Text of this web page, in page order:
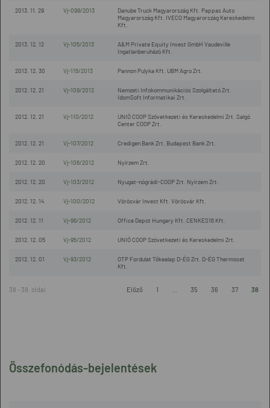
Összefonódás-bejelentések
2013. 11. 29 Vj-099/2013
Danube Truck Magyarország Kft. Pappas Auto
Magyarország Kft. IVECO Magyarország Kereskedelmi
Kft.
2013. 12. 12 Vj-105/2013
A&M Private Equity Invest GmbH Vaudeville
Ingatlanberuházó Kft.
2013. 12. 30 Vj-115/2013 Pannon Pulyka Kft. UBM Agro Zrt.
2012. 12. 21 Vj-109/2012
Nemzeti Infokommunikációs Szolgáltató Zrt.
IdomSoft Informatikai Zrt.
2012. 12. 21 Vj-110/2012
UNIÓ COOP Szövetkezeti és Kereskedelmi Zrt. Salgó
Center COOP Zrt.
2012. 12. 21 Vj-107/2012 Credigen Bank Zrt. Budapest Bank Zrt.
2012. 12. 20 Vj-106/2012 Nyírzem Zrt.
2012. 12. 20 Vj-103/2012 Nyugat-nógrádi-COOP Zrt. Nyírzem Zrt.
2012. 12. 14 Vj-100/2012 Vörösvár Invest Kft. Vörösvár Kft.
2012. 12. 11 Vj-96/2012 Office Depot Hungary Kft. CENKES16 Kft.
2012. 12. 05 Vj-95/2012 UNIÓ COOP Szövetkezeti és Kereskedelmi Zrt.
2012. 12. 01 Vj-93/2012
OTP Fordulat Tőkealap D-ÉG Zrt. D-ÉG Thermoset
Kft.
38 - 38. oldal Előző 1 35 36 37 38